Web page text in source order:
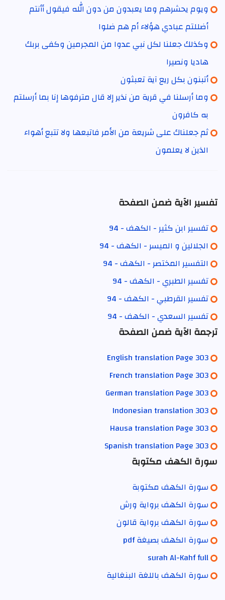
ويوم يحشرهم وما يعبدون من دون الله فيقول أأنتم
أضللتم عبادي هؤلاء أم هم ضلوا
وكذلك جعلنا لكل نبي عدوا من المجرمين وكفى بربك
هاديا ونصيرا
أتبنون بكل ريع آية تعبثون
وما أرسلنا في قرية من نذير إلا قال مترفوها إنا بما أرسلتم
به كافرون
ثم جعلناك على شريعة من الأمر فاتبعها ولا تتبع أهواء
الذين لا يعلمون
تفسير الآية ضمن الصفحة
تفسير ابن كثير - الكهف - 94
الجلالين و الميسر - الكهف - 94
التفسير المختصر - الكهف - 94
تفسير الطبري - الكهف - 94
تفسير القرطبي - الكهف - 94
تفسير السعدي - الكهف - 94
ترجمة الآية ضمن الصفحة
English translation Page 303
French translation Page 303
German translation Page 303
Indonesian translation 303
Hausa translation Page 303
Spanish translation Page 303
سورة الكهف مكتوبة
سورة الكهف مكتوبة
سورة الكهف برواية ورش
سورة الكهف برواية قالون
سورة الكهف بصيغة pdf
surah Al-Kahf full
سورة الكهف باللغة البنغالية